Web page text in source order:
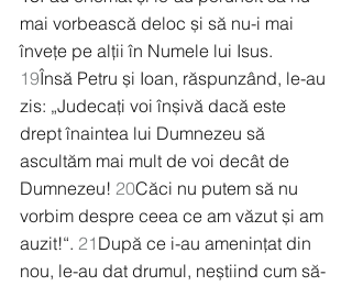
mai vorbească deloc și să nu-i mai
învețe pe alții în Numele lui Isus.
19Însă Petru și Ioan, răspunzând, le-au
zis: „Judecați voi înșivă dacă este
drept înaintea lui Dumnezeu să
ascultăm mai mult de voi decât de
Dumnezeu! 20Căci nu putem să nu
vorbim despre ceea ce am văzut și am
auzit!“. 21 După ce i-au amenințat din
nou, le-au dat drumul, neștiind cum să-